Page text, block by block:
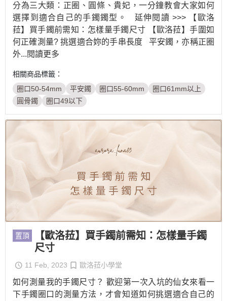
分為三大類：正圈、圓條、貴妃，一分鐘教會大家如何
選擇到適合自己的手鐲鐲型。 延伸閱讀 >>> 【歐洛
菈】買手鐲前需知：怎樣量手鐲尺寸 【歐洛菈】手圍如
何正確測量? 挑選適合妳的手串長度 平安鐲，亦稱正圈
外...閱讀更多
相關商品標籤：
圈口50-54mm
平安鐲 圈口55-60mm
圈口61mm以上
圓骨鐲
圈口49以下
置頂
【歐洛菈】買手鐲前需知：怎樣量手鐲
尺寸
11 Feb, 2023 歐洛菈小學堂
如何測量我的手鐲尺寸？ 歡迎第一次入坑的仙女來看一
下手鐲圈口的測量方法，才會知道如何挑選適合自己的